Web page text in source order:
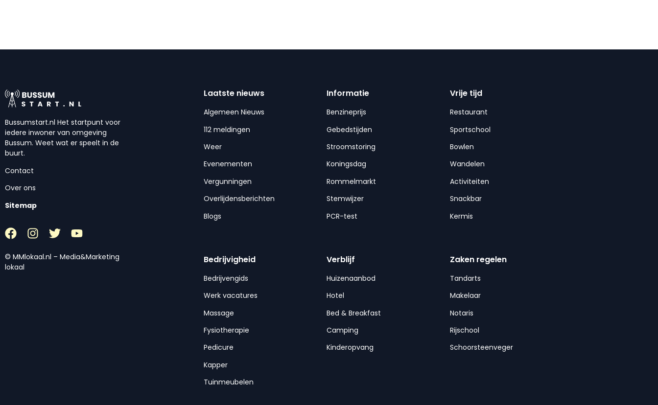
Bussumstart.nl Het startpunt voor
iedere inwoner van omgeving
Bussum. Weet wat er speelt in de
buurt.
Contact
Over ons
Sitemap
© MMlokaal.nl – Media&Marketing
lokaal
Laatste nieuws
Algemeen Nieuws
112 meldingen
Weer
Evenementen
Vergunningen
Overlijdensberichten
Blogs
Informatie
Benzineprijs
Gebedstijden
Stroomstoring
Koningsdag
Rommelmarkt
Stemwijzer
PCR-test
Vrije tijd
Restaurant
Sportschool
Bowlen
Wandelen
Activiteiten
Snackbar
Kermis
Bedrijvigheid
Bedrijvengids
Werk vacatures
Massage
Fysiotherapie
Pedicure
Kapper
Tuinmeubelen
Verblijf
Huizenaanbod
Hotel
Bed & Breakfast
Camping
Kinderopvang
Zaken regelen
Tandarts
Makelaar
Notaris
Rijschool
Schoorsteenveger